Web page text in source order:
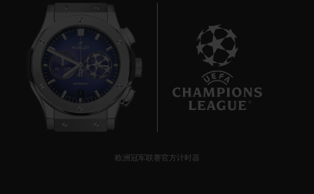
BIG BANG系列
MECA-10 黑色魔力 45 MM
EUR 27,000
7
欧洲冠军联赛官方计时器